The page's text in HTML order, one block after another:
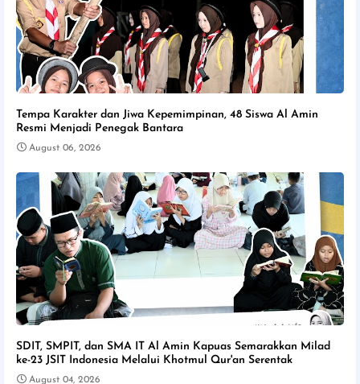
Tempa Karakter dan Jiwa Kepemimpinan, 48 Siswa Al Amin
Resmi Menjadi Penegak Bantara
August 06, 2026
SDIT, SMPIT, dan SMA IT Al Amin Kapuas Semarakkan Milad
ke-23 JSIT Indonesia Melalui Khotmul Qur'an Serentak
August 04, 2026